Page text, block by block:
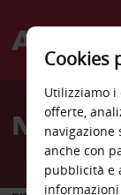
Welcome
Avis
Cookies
Utilizziamo i
offerte,
navigazione
anche con
pubblicità e